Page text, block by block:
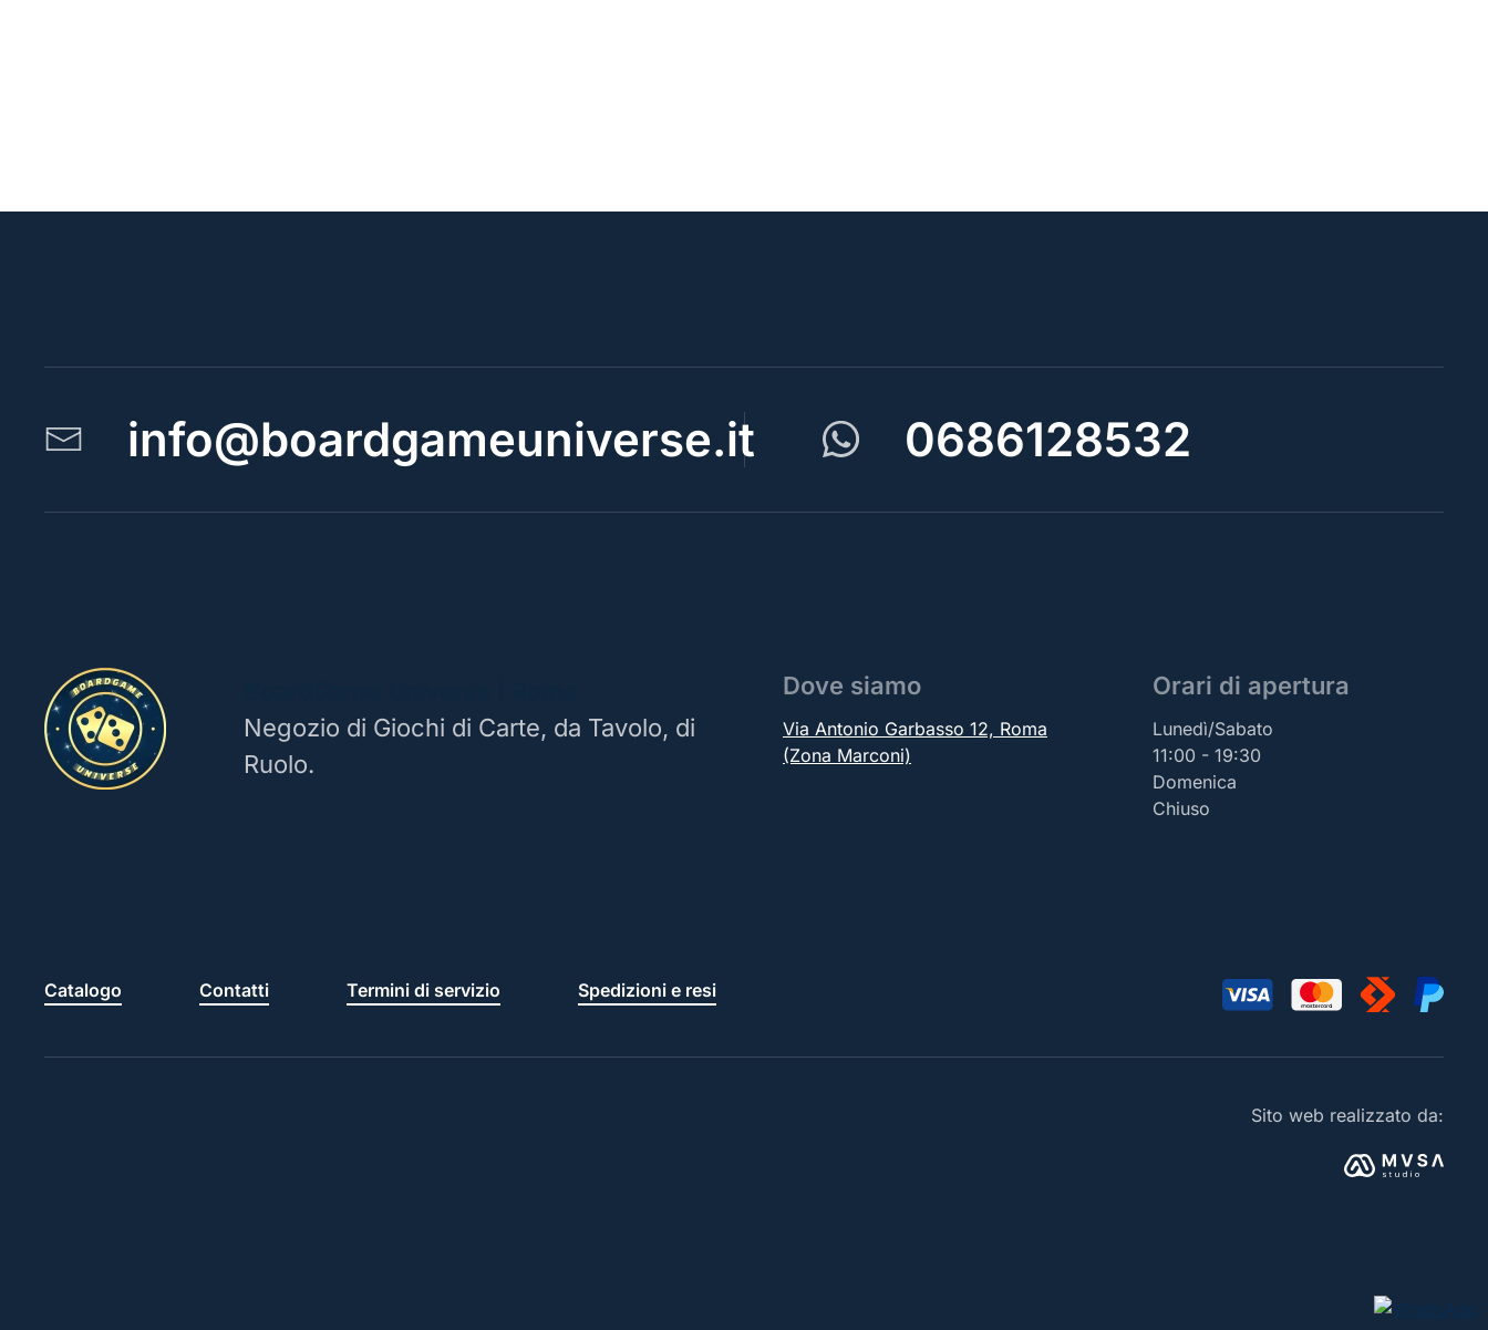
info@boardgameuniverse.it 0686128532
Negozio di Giochi di Carte, da Tavolo, di
Ruolo.
Dove siamo
Via Antonio Garbasso 12, Roma
(Zona Marconi)
Orari di apertura
Lunedì/Sabato
11:00 - 19:30
Domenica
Chiuso
Catalogo Contatti Termini di servizio Spedizioni e resi
Sito web realizzato da: